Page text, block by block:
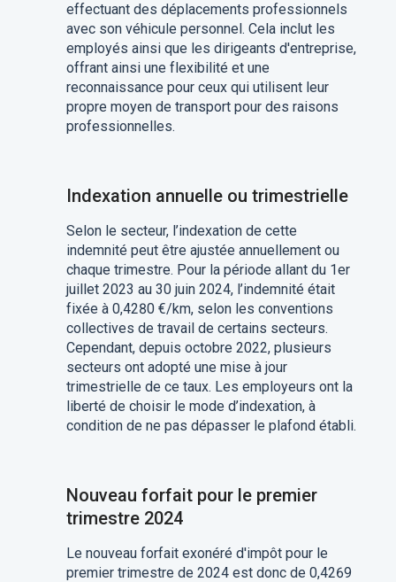
effectuant des déplacements professionnels
avec son véhicule personnel. Cela inclut les
employés ainsi que les dirigeants d'entreprise,
offrant ainsi une flexibilité et une
reconnaissance pour ceux qui utilisent leur
propre moyen de transport pour des raisons
professionnelles.
Indexation annuelle ou trimestrielle
Selon le secteur, l’indexation de cette
indemnité peut être ajustée annuellement ou
chaque trimestre. Pour la période allant du 1er
juillet 2023 au 30 juin 2024, l’indemnité était
fixée à 0,4280 €/km, selon les conventions
collectives de travail de certains secteurs.
Cependant, depuis octobre 2022, plusieurs
secteurs ont adopté une mise à jour
trimestrielle de ce taux. Les employeurs ont la
liberté de choisir le mode d’indexation, à
condition de ne pas dépasser le plafond établi.
Nouveau forfait pour le premier
trimestre 2024
Le nouveau forfait exonéré d'impôt pour le
premier trimestre de 2024 est donc de 0,4269